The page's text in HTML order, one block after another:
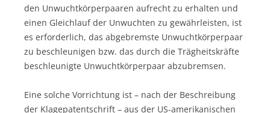
den Unwucht­körperpaaren aufrecht zu erhalten und
einen Gleichlauf der Unwuchten zu gewährleisten, ist
es erforderlich, das abgebremste Unwuchtkörperpaar
zu beschleunigen bzw. das durch die Trägheitskräfte
beschleunigte Unwuchtkörperpaar abzubremsen.
Eine solche Vorrichtung ist – nach der Beschreibung
der Klagepatentschrift – aus der US-amerikanischen